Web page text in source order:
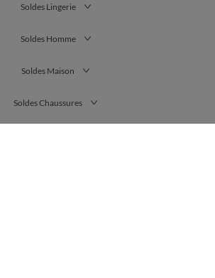
Soldes Lingerie
Soldes Homme
Soldes Maison
Soldes Chaussures